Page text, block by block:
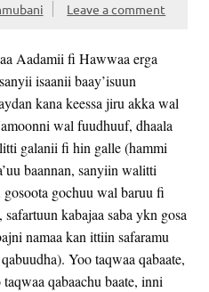
Leave a comment
Aadamii fi Hawwaa erga
isaanii baay’isuun
kana keessa jiru akka wal
wal fuudhuuf, dhaala
galanii fi hin galle (hammi
baannan, sanyiin walitti
gochuu wal baruu fi
kabajaa saba ykn gosa
namaa kan ittiin safaramu
Yoo taqwaa qabaate,
qabaachu baate, inni